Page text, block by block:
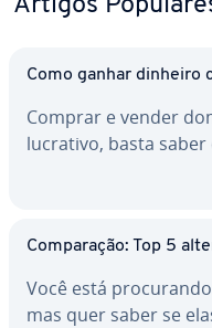
Artigos
Como ganhar dinheiro
Comprar e vender
lucrativo, basta
Com­pa­ra­ção: Top 5
Você está
mas quer saber se